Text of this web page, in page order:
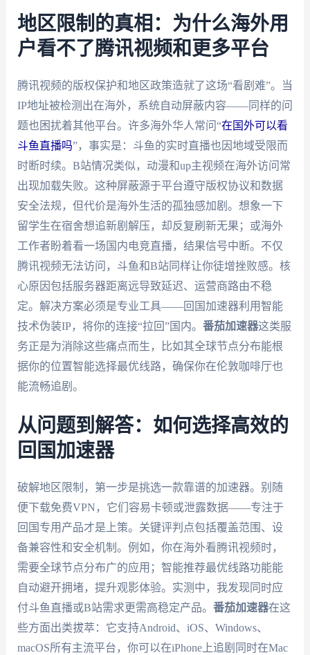
地区限制的真相：为什么海外用
户看不了腾讯视频和更多平台
腾讯视频的版权保护和地区政策造就了这场“看剧难”。当
IP地址被检测出在海外，系统自动屏蔽内容——同样的问
题也困扰着其他平台。许多海外华人常问“在国外可以看
斗鱼直播吗”，事实是：斗鱼的实时直播也因地域受限而
时断时续。B站情况类似，动漫和up主视频在海外访问常
出现加载失败。这种屏蔽源于平台遵守版权协议和数据
安全法规，但代价是海外生活的孤独感加剧。想象一下
留学生在宿舍想追新剧解压，却反复刷新无果；或海外
工作者盼着看一场国内电竞直播，结果信号中断。不仅
腾讯视频无法访问，斗鱼和B站同样让你徒增挫败感。核
心原因包括服务器距离远导致延迟、运营商路由不稳
定。解决方案必须是专业工具——回国加速器利用智能
技术伪装IP，将你的连接“拉回”国内。 番茄加速器这类服
务正是为消除这些痛点而生，比如其全球节点分布能根
据你的位置智能选择最优线路，确保你在伦敦咖啡厅也
能流畅追剧。
从问题到解答：如何选择高效的
回国加速器
破解地区限制，第一步是挑选一款靠谱的加速器。别随
便下载免费VPN，它们容易卡顿或泄露数据——专注于
回国专用产品才是上策。关键评判点包括覆盖范围、设
备兼容性和安全机制。例如，你在海外看腾讯视频时，
需要全球节点分布广的应用；智能推荐最优线路功能能
自动避开拥堵，提升观影体验。实测中，我发现同时应
付斗鱼直播或B站需求更需高稳定产品。 番茄加速器在这
些方面出类拔萃：它支持Android、iOS、Windows、
macOS所有主流平台，你可以在iPhone上追剧同时在Mac